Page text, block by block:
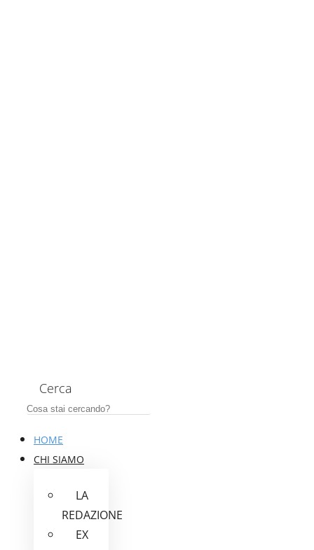
Cerca
HOME
CHI SIAMO
LA
REDAZIONE
EX